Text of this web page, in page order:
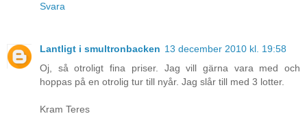
Svara
Lantligt i smultronbacken 13 december 2010 kl. 19:58
Oj, så otroligt fina priser. Jag vill gärna vara med och
hoppas på en otrolig tur till nyår. Jag slår till med 3 lotter.
Kram Teres